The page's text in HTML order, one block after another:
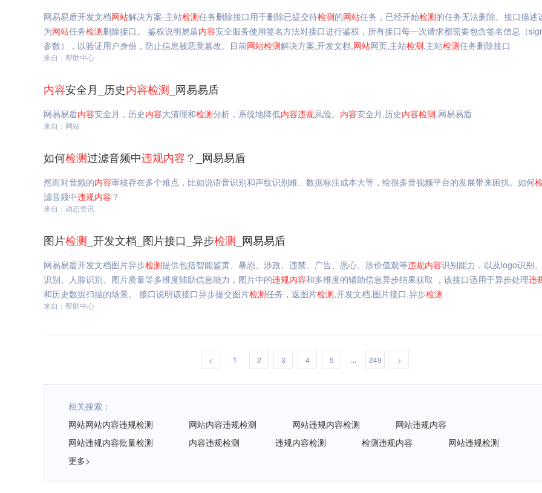
网易易盾开发文档网站解决方案-主站检测任务删除接口用于删除已提交待检测的网站任务，已经开始检测的任务无法删除。接口描述
为网站任务检测删除接口。 鉴权说明易盾内容安全服务使用签名方法对接口进行鉴权，所有接口每一次请求都需要包含签名信息（
参数），以验证用户身份，防止信息被恶意篡改。目前网站检测解决方案,开发文档,网站网页,主站检测,主站检测任务删除接口
来自：帮助中心
内容安全月_历史内容检测 _网易易盾
网易易盾内容安全月，历史内容大清理和检测分析，系统地降低内容违规风险。 内容安全月,历史内容检测,网易易盾
来自：网站
如何检测过滤音频中违规内容 ？_网易易盾
然而对音频的内容审核存在多个难点，比如说语音识别和声纹识别难、数据标注成本大等，给很多音视频平台的发展带来困扰。如何
滤音频中违规内容 ？
来自：动态资讯
图片检测 _开发文档_图片接口_异步检测 _网易易盾
网易易盾开发文档图片异步检测提供包括智能鉴黄、暴恐、涉政、违禁、广告、恶心、涉价值观等违规内容识别能力，以及logo识别
识别、人脸识别、图片质量等多维度辅助信息能力，图片中的违规内容和多维度的辅助信息异步结果获取 ，该接口适用于异步处理违
和历史数据扫描的场景。 接口说明该接口异步提交图片检测任务，返图片检测,开发文档,图片接口,异步检测
来自：帮助中心
< 1 2 3 4 5 ... 249 >
相关搜索：
网站网站内容违规检测
网站内容违规检测 网站违规内容检测
网站违规内容
网站违规内容批量检测
内容违规检测 违规内容检测 检测违规内容
网站违规检测
更多>